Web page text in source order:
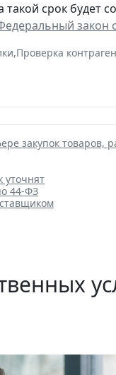
такой срок будет
закон
,Проверка
закупок товаров,
уточнят
44-ФЗ